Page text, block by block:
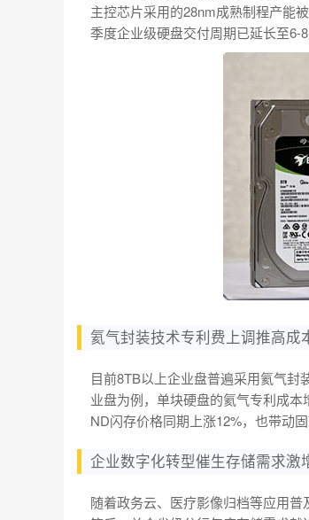
主控芯片采用的28nm成熟制程产能
季度企业级硬盘交付周期已延长至6-8
氦气封装技术专利费上调推高成
目前8TB以上企业盘普遍采用氦气封
业盘为例，单块硬盘的氦气专利成
ND闪存价格同期上涨12%，也带动
企业数字化转型催生存储需求激
随着政务云、医疗影像归档等应用